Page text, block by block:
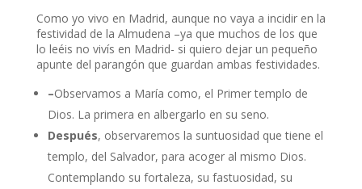
Como yo vivo en Madrid, aunque no vaya a incidir en la
festividad de la Almudena –ya que muchos de los que
lo leéis no vivís en Madrid- si quiero dejar un pequeño
apunte del parangón que guardan ambas festividades.
–Observamos a María como, el Primer templo de
Dios. La primera en albergarlo en su seno.
Después, observaremos la suntuosidad que tiene el
templo, del Salvador, para acoger al mismo Dios.
Contemplando su fortaleza, su fastuosidad, su